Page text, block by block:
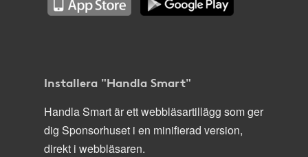
Installera "Handla Smart"
Handla Smart är ett webbläsartillägg som ger
dig Sponsorhuset i en minifierad version,
direkt i webbläsaren.